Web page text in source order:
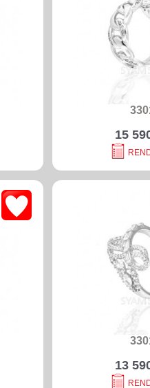
15
13